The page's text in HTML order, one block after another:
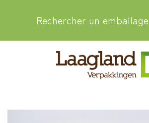
Rechercher un emballage